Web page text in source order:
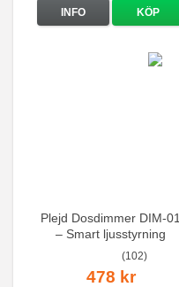
INFO KÖP
Plejd Dosdimmer DIM-01
– Smart ljusstyrning
(102)
478 kr